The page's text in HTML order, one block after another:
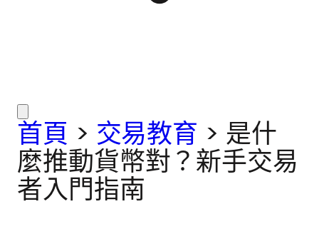
首頁 > 交易教育 > 是什
麼推動貨幣對？新手交易
者入門指南